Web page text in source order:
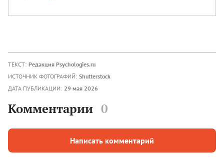
ТЕКСТ: Редакция Psychologies.ru
ИСТОЧНИК ФОТОГРАФИЙ: Shutterstock
ДАТА ПУБЛИКАЦИИ: 29 мая 2026
Комментарии 0
Написать комментарий